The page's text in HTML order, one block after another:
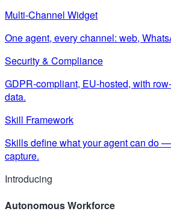
Multi-Channel Widget
One agent, every channel: web,
Security & Compliance
GDPR-compliant, EU-hosted, with
data.
Skill Framework
Skills define what your agent can do
capture.
Introducing
Autonomous Workforce